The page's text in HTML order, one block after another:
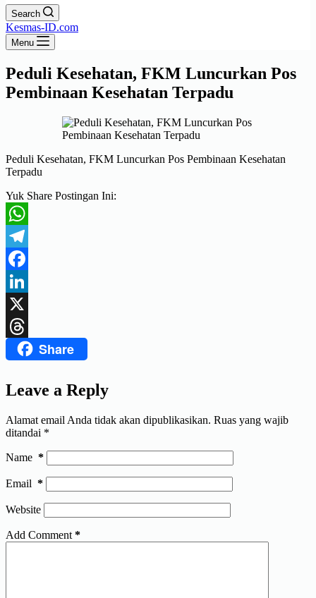
Search
Kesmas-ID.com
Menu
Peduli Kesehatan, FKM Luncurkan Pos
Pembinaan Kesehatan Terpadu
Peduli Kesehatan, FKM Luncurkan Pos Pembinaan Kesehatan
Terpadu
Yuk Share Postingan Ini:
WhatsApp
Telegram
Facebook
LinkedIn
X
ThreadsShare
Leave a Reply
Alamat email Anda tidak akan dipublikasikan. Ruas yang wajib
ditandai *
Name *
Email *
Website
Add Comment *